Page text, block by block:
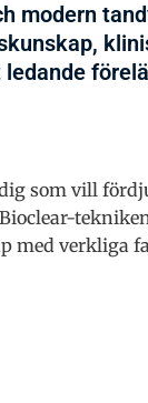
modern
som vill
med verkliga